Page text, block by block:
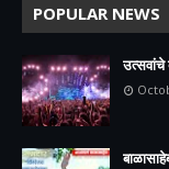
POPULAR NEWS
उत्सवांचे